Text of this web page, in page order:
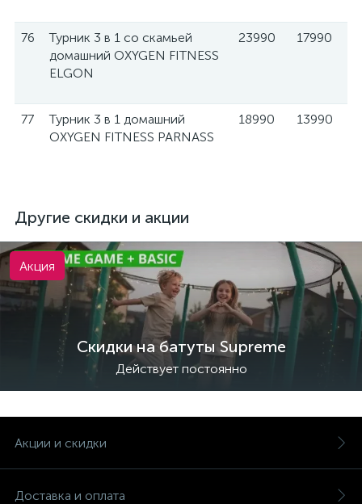
76
Турник 3 в 1 со скамьей
домашний OXYGEN FITNESS
ELGON
23990 17990
77
Турник 3 в 1 домашний
OXYGEN FITNESS PARNASS
18990 13990
Другие скидки и акции
Скидки на батуты Supreme
Действует постоянно
Акция
Акции и скидки
Доставка и оплата